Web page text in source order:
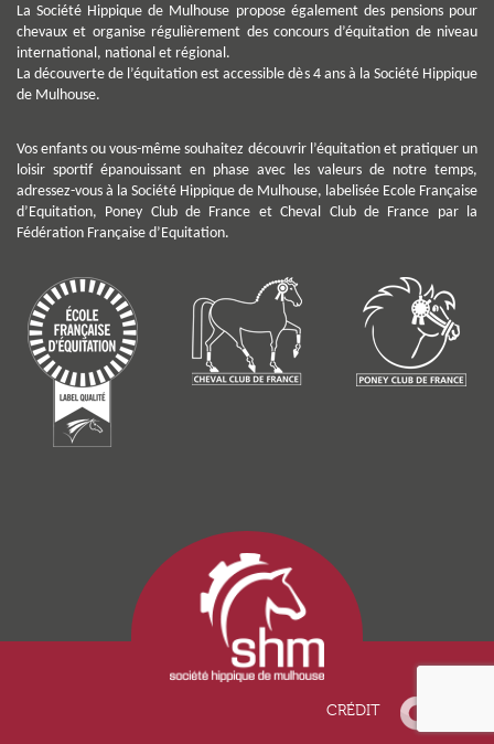
La Société Hippique de Mulhouse propose également des pensions pour
chevaux et organise régulièrement des concours d’équitation de niveau
international, national et régional.
La découverte de l’équitation est accessible dès 4 ans à la Société Hippique
de Mulhouse.
Vos enfants ou vous-même souhaitez découvrir l’équitation et pratiquer un
loisir sportif épanouissant en phase avec les valeurs de notre temps,
adressez-vous à la Société Hippique de Mulhouse, labelisée Ecole Française
d’Equitation, Poney Club de France et Cheval Club de France par la
Fédération Française d’Equitation.
CRÉDIT